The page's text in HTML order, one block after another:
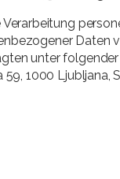
Verarbeitung
Daten
unter folgender
1000 Ljubljana,